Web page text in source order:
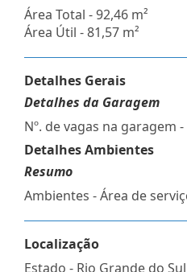
Área Total - 92,46 m²
Área Útil - 81,57 m²
Detalhes Gerais
Detalhes da Garagem
Nº. de vagas na garagem -
Detalhes Ambientes
Resumo
Ambientes - Área de
Localização
Estado - Rio Grande do Sul